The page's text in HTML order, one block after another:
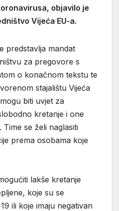
objavilo je
Vijeća EU-a.
predstavlja mandat
za pregovore s
o konačnom tekstu te
stajalištu Vijeća
biti uvjet za
kretanje i one
se želi naglasiti
prema osobama koje
lakše kretanje
koje su se
ili koje imaju negativan